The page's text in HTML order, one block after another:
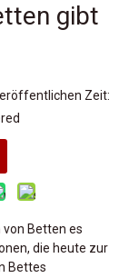
gibt
Zeit:
von Betten es
die heute zur
Bettes